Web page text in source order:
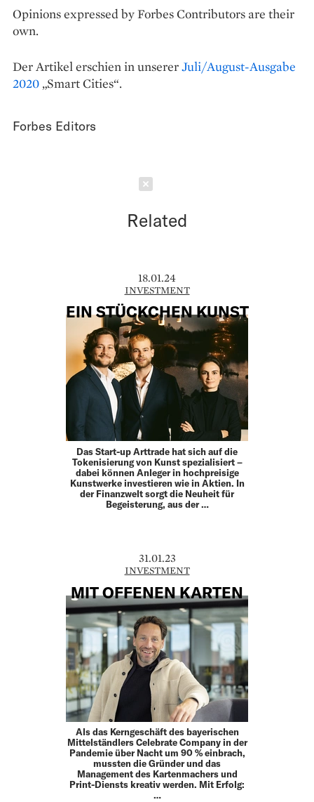
Opinions expressed by Forbes Contributors are their
own.
Der Artikel erschien in unsererJuli/August-Ausgabe
2020 „Smart Cities“.
Forbes Editors
Related
18.01.24
INVESTMENT
EIN STÜCKCHEN KUNST
Das Start-up Arttrade hat sich auf die
Tokenisierung von Kunst spezialisiert –
dabei können Anleger in hochpreisige
Kunstwerke investieren wie in Aktien. In
der Finanzwelt sorgt die Neuheit für
Begeisterung, aus der …
31.01.23
INVESTMENT
MIT OFFENEN KARTEN
Als das Kerngeschäft des bayerischen
Mittelständlers Celebrate Company in der
Pandemie über Nacht um 90 % einbrach,
mussten die Gründer und das
Management des Kartenmachers und
Print-Diensts kreativ werden. Mit Erfolg:
…